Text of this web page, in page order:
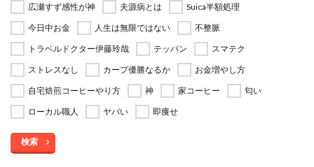
広瀬すず感性が神
夫源病とは
Suica半額処理
今日中お金
人生は無限ではない
不整脈
トラベルドクター伊藤玲哉
テッパン
スマテク
ストレスなし
カープ優勝なるか
お金増やし方
自宅焙煎コーヒーやり方
神 家コーヒー
匂い
ローカル職人
ヤバい 即痩せ
検索